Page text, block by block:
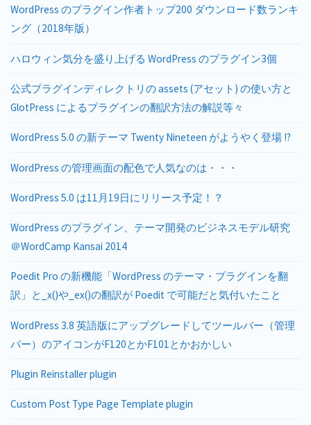
WordPress のプラグイン作者トップ200 ダウンロード数ランキ
ング（2018年版）
ハロウィン気分を盛り上げる WordPress のプラグイン3個
公式プラグインディレクトリの assets (アセット) の使い方と
GlotPress によるプラグインの翻訳方法の解説等々
WordPress 5.0 の新テーマ Twenty Nineteen がようやく登場 !?
WordPress の管理画面の配色で人気なのは・・・
WordPress 5.0 は11月19日にリリース予定！？
WordPress のプラグイン、テーマ開発のビジネスモデル研究
＠WordCamp Kansai 2014
Poedit Pro の新機能「WordPress のテーマ・プラグインを翻
訳」と_x()や_ex()の翻訳が Poedit で可能だと気付いたこと
WordPress 3.8 英語版にアップグレードしてツールバー（管理
バー）のアイコンがF120とかF101とかおかしい
Plugin Reinstaller plugin
Custom Post Type Page Template plugin